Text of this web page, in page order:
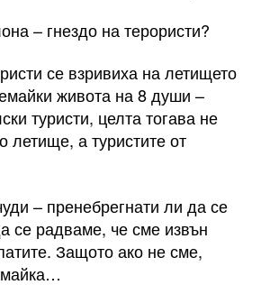
– гнездо на терористи?
се взривиха на летището
живота на 8 души –
туристи, целта тогава не
летище, а туристите от
– пренебрегнати ли да се
се радваме, че сме извън
Защото ако не сме,